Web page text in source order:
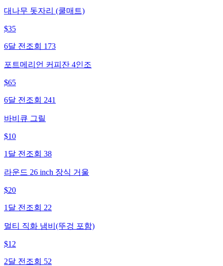
대나무 돗자리 (쿨매트)
$35
6달 전 조회 173
포트메리언 커피잔 4인조
$65
6달 전 조회 241
바비큐 그릴
$10
1달 전 조회 38
라운드 26 inch 장식 거울
$20
1달 전 조회 22
멀티 직화 냄비(뚜겅 포함)
$12
2달 전 조회 52